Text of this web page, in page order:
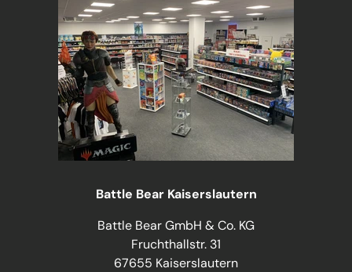
Battle Bear Kaiserslautern
Battle Bear GmbH & Co. KG
Fruchthallstr. 31
67655 Kaiserslautern